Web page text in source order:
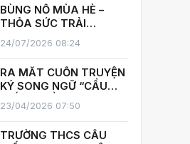
BÙNG NỔ MÙA HÈ –
THỎA SỨC TRẢI
NGHIỆM CÙNG CÂU
LẠC BỘ HÈ 2026
TRƯỜNG THCS CẦU
GIẤY!
24/07/2026 08:24
RA MẮT CUỐN TRUYỆN
KÝ SONG NGỮ “CẦU
GIẤY – MIỀN XANH NỞ
HOA”, KHÁNH THÀNH
THƯ VIỆN MỞ, LAN TOẢ
VĂN HOÁ ĐỌC
23/04/2026 07:50
TRƯỜNG THCS CẦU